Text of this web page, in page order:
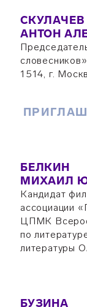
СКУЛАЧЕВ
АНТОН
1514, г.
БЕЛКИН
МИХАИЛ
Кандидат
ассоциации
ЦПМК
по
литературы
БУЗИНА